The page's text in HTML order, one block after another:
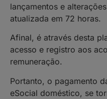
lançamentos e
atualizada em 72 horas.
Afinal, é através desta
acesso e registro aos
remuneração.
Portanto, o pagamento
eSocial doméstico, se